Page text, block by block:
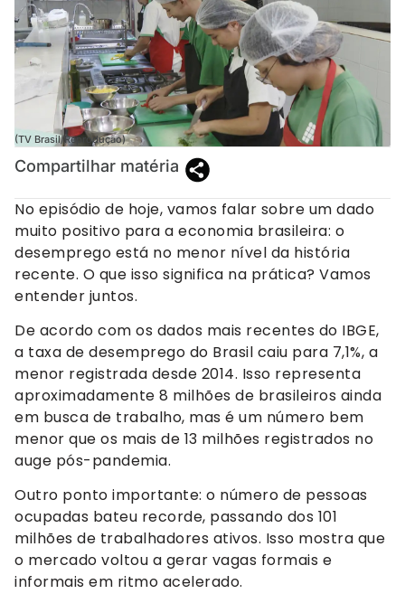
(TV Brasil/Reprodução)
Compartilhar matéria
No episódio de hoje, vamos falar sobre um dado
muito positivo para a economia brasileira: o
desemprego está no menor nível da história
recente. O que isso significa na prática? Vamos
entender juntos.
De acordo com os dados mais recentes do IBGE,
a taxa de desemprego do Brasil caiu para 7,1%, a
menor registrada desde 2014. Isso representa
aproximadamente 8 milhões de brasileiros ainda
em busca de trabalho, mas é um número bem
menor que os mais de 13 milhões registrados no
auge pós-pandemia.
Outro ponto importante: o número de pessoas
ocupadas bateu recorde, passando dos 101
milhões de trabalhadores ativos. Isso mostra que
o mercado voltou a gerar vagas formais e
informais em ritmo acelerado.